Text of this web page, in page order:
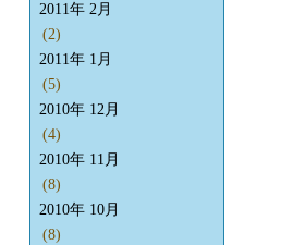
2011年 2月
(2)
2011年 1月
(5)
2010年 12月
(4)
2010年 11月
(8)
2010年 10月
(8)